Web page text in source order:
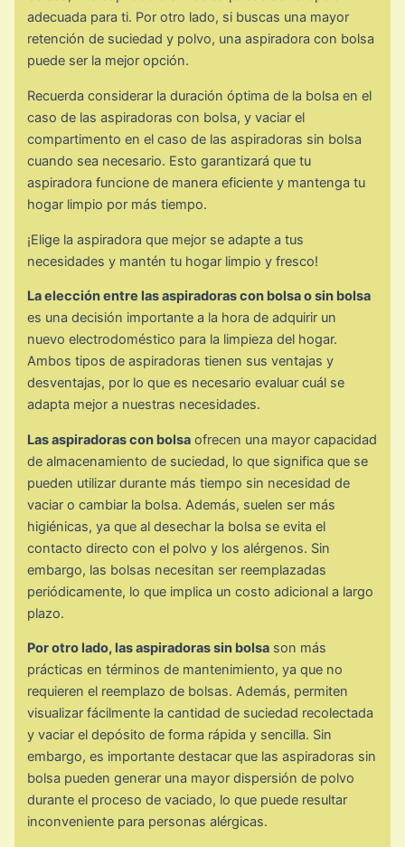
adecuada para ti. Por otro lado, si buscas una mayor
retención de suciedad y polvo, una aspiradora con bolsa
puede ser la mejor opción.
Recuerda considerar la duración óptima de la bolsa en el
caso de las aspiradoras con bolsa, y vaciar el
compartimento en el caso de las aspiradoras sin bolsa
cuando sea necesario. Esto garantizará que tu
aspiradora funcione de manera eficiente y mantenga tu
hogar limpio por más tiempo.
¡Elige la aspiradora que mejor se adapte a tus
necesidades y mantén tu hogar limpio y fresco!
La elección entre las aspiradoras con bolsa o sin bolsa
es una decisión importante a la hora de adquirir un
nuevo electrodoméstico para la limpieza del hogar.
Ambos tipos de aspiradoras tienen sus ventajas y
desventajas, por lo que es necesario evaluar cuál se
adapta mejor a nuestras necesidades.
Las aspiradoras con bolsa ofrecen una mayor capacidad
de almacenamiento de suciedad, lo que significa que se
pueden utilizar durante más tiempo sin necesidad de
vaciar o cambiar la bolsa. Además, suelen ser más
higiénicas, ya que al desechar la bolsa se evita el
contacto directo con el polvo y los alérgenos. Sin
embargo, las bolsas necesitan ser reemplazadas
periódicamente, lo que implica un costo adicional a largo
plazo.
Por otro lado, las aspiradoras sin bolsa son más
prácticas en términos de mantenimiento, ya que no
requieren el reemplazo de bolsas. Además, permiten
visualizar fácilmente la cantidad de suciedad recolectada
y vaciar el depósito de forma rápida y sencilla. Sin
embargo, es importante destacar que las aspiradoras sin
bolsa pueden generar una mayor dispersión de polvo
durante el proceso de vaciado, lo que puede resultar
inconveniente para personas alérgicas.